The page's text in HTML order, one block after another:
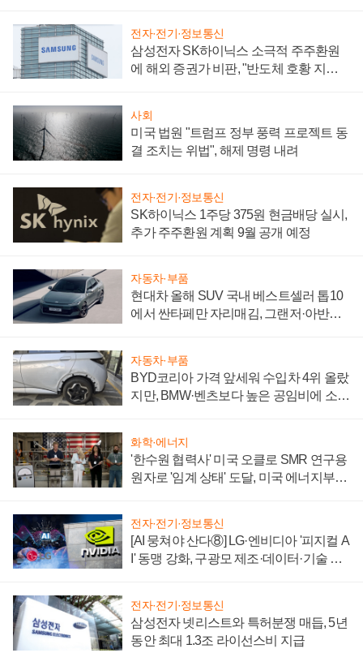
전자·전기·정보통신
삼성전자 SK하이닉스 소극적 주주환원
에 해외 증권가 비판, "반도체 호황 지속
사회
미국 법원 "트럼프 정부 풍력 프로젝트 동
결 조치는 위법", 해제 명령 내려
전자·전기·정보통신
SK하이닉스 1주당 375원 현금배당 실시,
추가 주주환원 계획 9월 공개 예정
자동차·부품
현대차 올해 SUV 국내 베스트셀러 톱10
에서 싼타페만 자리매김, 그랜저·아반떼
자동차·부품
BYD코리아 가격 앞세워 수입차 4위 올랐
지만, BMW·벤츠보다 높은 공임비에 소비
화학·에너지
'한수원 협력사' 미국 오클로 SMR 연구용
원자로 '임계 상태' 도달, 미국 에너지부
전자·전기·정보통신
[AI 뭉쳐야 산다⑧] LG·엔비디아 '피지컬 A
I' 동맹 강화, 구광모 제조·데이터·기술 결
전자·전기·정보통신
삼성전자 넷리스트와 특허분쟁 매듭, 5년
동안 최대 1.3조 라이선스비 지급